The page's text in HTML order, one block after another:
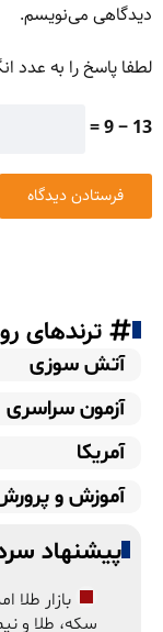
دیدگاهی می‌نویسم.
لطفا پاسخ را به عدد
13 − 9 =
ترندهای
آتش سوزی
آزمون سراسری
آمریکا
آموزش و
پیشنهاد
بازار
سکه، طلا و